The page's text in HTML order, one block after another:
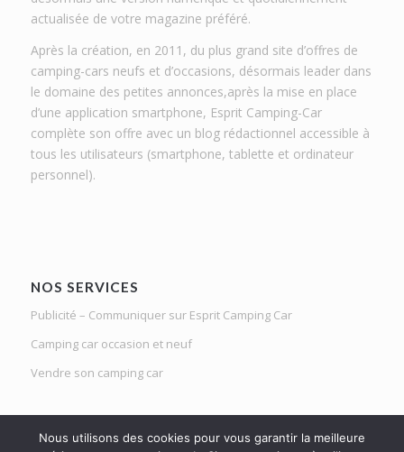
actualisée de votre magazine préféré.
Après la création, en 2011, du plus grand site d’offres de
camping-cars neufs et d’occasions, désormais leader dans
le domaine des petites annonces,après la mise en place
d’une application smartphone, Esprit Camping-Car
complète son offre avec un blog rédactionnel accessible à
tous les utilisateurs (smartphone, tablette et ordinateur
personnel).
NOS SERVICES
Publicité – Communiquer sur Esprit Camping Car
Camping car occasion et neuf
Vendre son camping car
Nous utilisons des cookies pour vous garantir la meilleure